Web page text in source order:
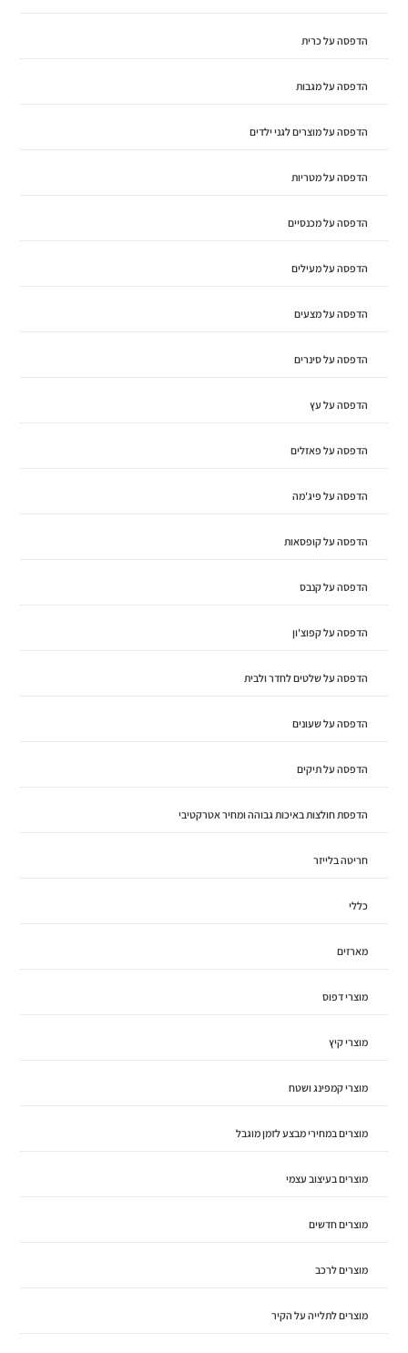
הדפסה על כרית
הדפסה על מגבות
הדפסה על מוצרים לגני ילדים
הדפסה על מטריות
הדפסה על מכנסיים
הדפסה על מעילים
הדפסה על מצעים
הדפסה על סינרים
הדפסה על עץ
הדפסה על פאזלים
הדפסה על פיג'מה
הדפסה על קופסאות
הדפסה על קנבס
הדפסה על קפוצ'ון
הדפסה על שלטים לחדר ולבית
הדפסה על שעונים
הדפסה על תיקים
הדפסת חולצות באיכות גבוהה ומחיר אטרקטיבי
חריטה בלייזר
כללי
מארזים
מוצרי דפוס
מוצרי קיץ
מוצרי קמפינג ושטח
מוצרים במחירי מבצע לזמן מוגבל
מוצרים בעיצוב עצמי
מוצרים חדשים
מוצרים לרכב
מוצרים לתלייה על הקיר